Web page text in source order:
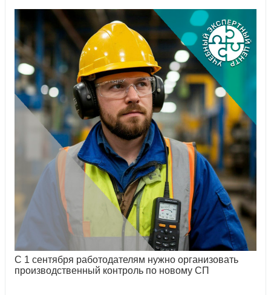
С 1 сентября работодателям нужно организовать
производственный контроль по новому СП